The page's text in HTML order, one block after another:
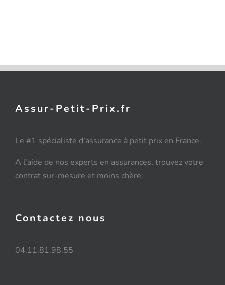
Assur-Petit-Prix.fr
Le #1 spécialiste d’assurance à petit prix en France.
A l’aide de nos experts en assurances, trouvez votre
contrat sur-mesure et moins chère.
Contactez nous
04.11.81.98.55